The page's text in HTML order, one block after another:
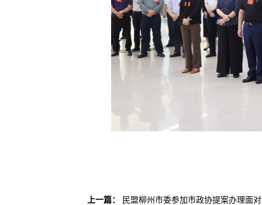
上一篇： 民盟柳州市委参加市政协提案办理面